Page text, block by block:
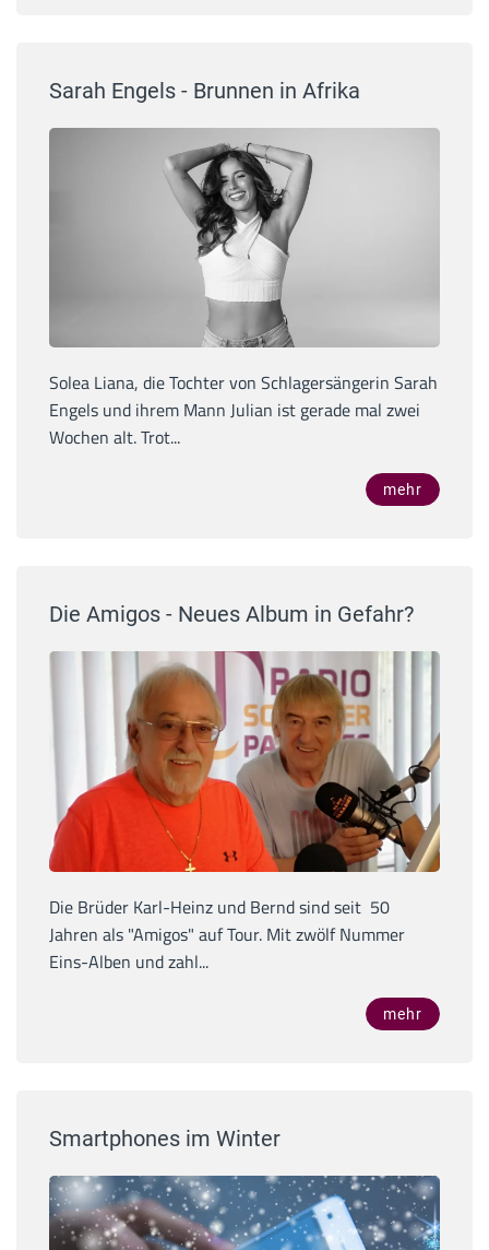
Sarah Engels - Brunnen in Afrika
Solea Liana, die Tochter von Schlagersängerin Sarah
Engels und ihrem Mann Julian ist gerade mal zwei
Wochen alt. Trot...
mehr
Die Amigos - Neues Album in Gefahr?
Die Brüder Karl-Heinz und Bernd sind seit 50
Jahren als "Amigos" auf Tour. Mit zwölf Nummer
Eins-Alben und zahl...
mehr
Smartphones im Winter